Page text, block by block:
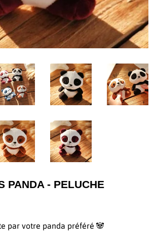
PANDA - PELUCHE
par votre panda préféré 🐼